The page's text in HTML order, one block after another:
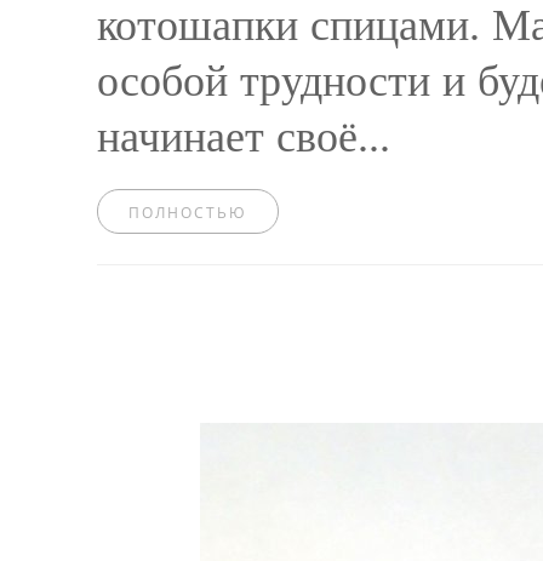
котошапки спицами.
особой трудности и
начинает своё...
ПОЛНОСТЬЮ